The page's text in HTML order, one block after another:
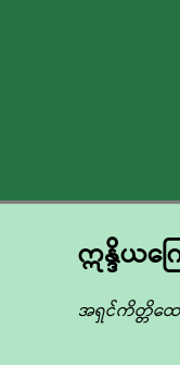
ဣန္ဒိယကြ
အရှင်ကိတ္တိထ